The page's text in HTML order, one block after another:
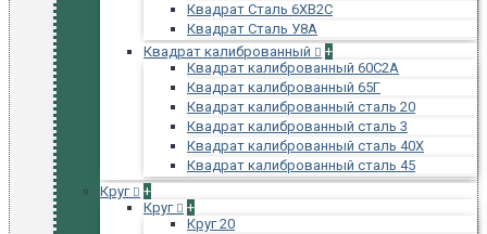
Квадрат Сталь 6ХВ2С
Квадрат Сталь У8А
Квадрат калиброванный
+
Квадрат калиброванный 60С2А
Квадрат калиброванный 65Г
Квадрат калиброванный сталь 20
Квадрат калиброванный сталь 3
Квадрат калиброванный сталь 40Х
Квадрат калиброванный сталь 45
Круг
+
Круг
+
Круг 20